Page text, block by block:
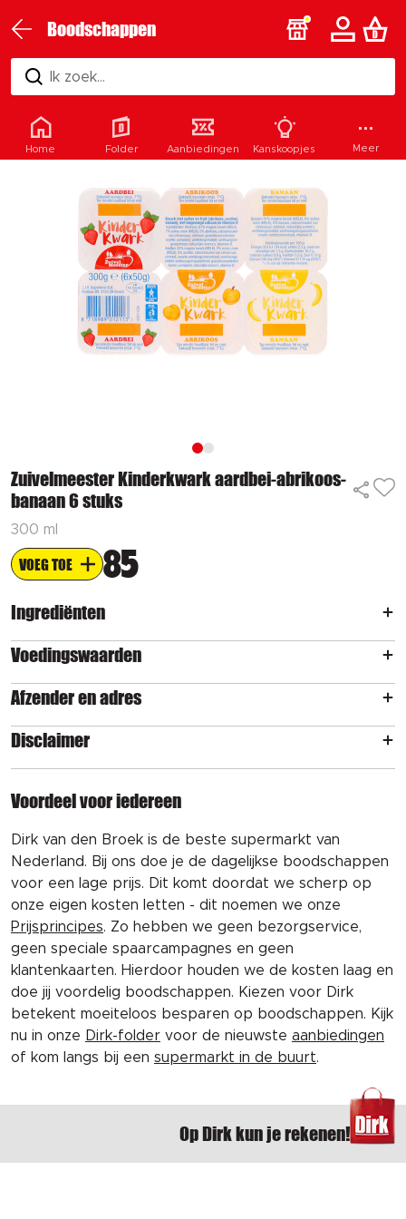
Boodschappen
Ik zoek...
Zuivelmeester Kinderkwark aardbei-abrikoos-
banaan 6 stuks
300 ml
VOEG TOE 85
Ingrediënten
Voedingswaarden
Afzender en adres
Disclaimer
Voordeel voor iedereen
Dirk van den Broek is de beste supermarkt van
Nederland. Bij ons doe je de dagelijkse boodschappen
voor een lage prijs. Dit komt doordat we scherp op
onze eigen kosten letten - dit noemen we onze
Prijsprincipes. Zo hebben we geen bezorgservice,
geen speciale spaarcampagnes en geen
klantenkaarten. Hierdoor houden we de kosten laag en
doe jij voordelig boodschappen. Kiezen voor Dirk
betekent moeiteloos besparen op boodschappen. Kijk
nu in onze Dirk-folder voor de nieuwste aanbiedingen
of kom langs bij een supermarkt in de buurt.
Op Dirk kun je rekenen!
Home Folder Aanbiedingen Kanskoopjes Meer